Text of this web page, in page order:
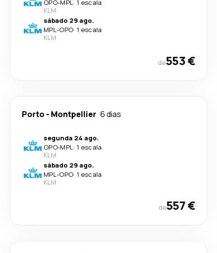
OPO-MPL· 1 escala
KLM
sábado 29 ago.
MPL-OPO· 1 escala
KLM
de553 €
Porto - Montpellier 6 dias
segunda 24 ago.
OPO-MPL· 1 escala
KLM
sábado 29 ago.
MPL-OPO· 1 escala
KLM
de557 €